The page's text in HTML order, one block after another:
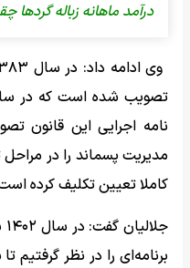
درآمد ماهانه زباله گردها
نامه اجرایی این قانون
مدیریت پسماند را در مراحل
کاملا تعیین تکلیف کرده
برنامه‌ای را در نظر گرفتیم